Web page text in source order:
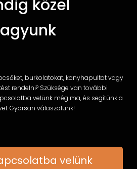
közel
burkolatokat, konyhapultot vagy
rendelni? Szüksége van további
velünk még ma, és segítünk a
Gyorsan válaszolunk!
velünk